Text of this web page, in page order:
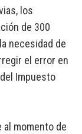
los
de 300
necesidad de
el error en
Impuesto
al momento de